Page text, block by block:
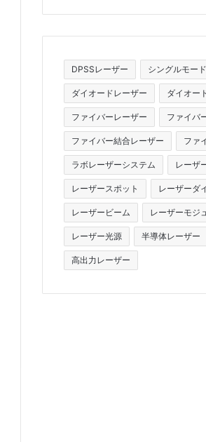
DPSSレーザー シングルモード
ダイオードレーザー ダイオー
ファイバーレーザー ファイバ
ファイバー結合レーザー ファ
ラボレーザーシステム レーザ
レーザースポット レーザーダ
レーザービーム レーザーモジ
レーザー光源 半導体レーザー
高出力レーザー